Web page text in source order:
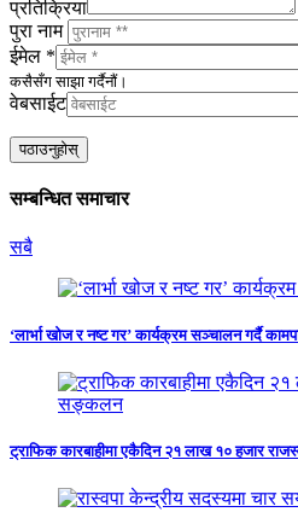
प्रतिक्रिया
पुरा नाम
ईमेल *
कसैसँग साझा गर्दैनौं।
वेबसाईट
सम्बन्धित समाचार
सबै
‘लार्भा खोज र नष्ट गर’ कार्यक्रम सञ्चालन गर्दै
ट्राफिक कारबाहीमा एकैदिन २१ लाख १० हजार